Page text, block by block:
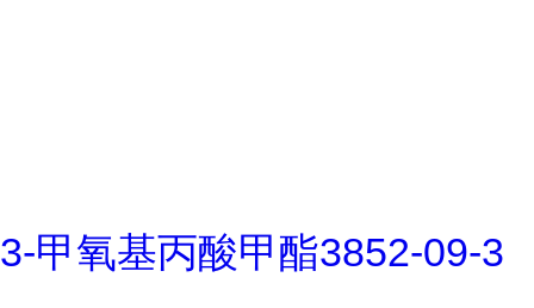
3-甲氧基丙酸甲酯3852-09-3